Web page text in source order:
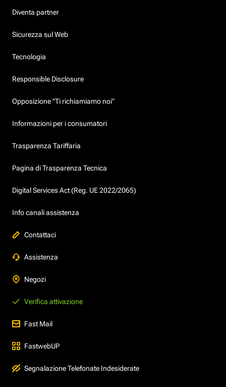
Diventa partner
Sicurezza sul Web
Tecnologia
Responsible Disclosure
Opposizione "Ti richiamiamo noi"
Informazioni per i consumatori
Trasparenza Tariffaria
Pagina di Trasparenza Tecnica
Digital Services Act (Reg. UE 2022/2065)
Info canali assistenza
Contattaci
Assistenza
Negozi
Verifica attivazione
Fast Mail
FastwebUP
Segnalazione Telefonate Indesiderate